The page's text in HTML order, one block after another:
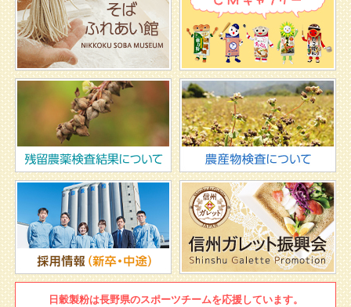
日穀製粉は長野県のスポーツチームを応援しています。